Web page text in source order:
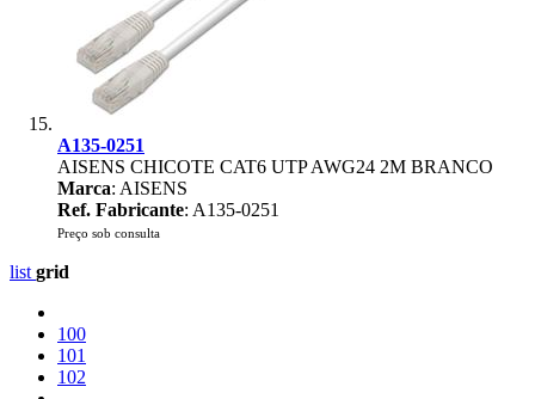
A135-0251
AISENS CHICOTE CAT6 UTP AWG24 2M BRANCO
Marca: AISENS
Ref. Fabricante: A135-0251
Preço sob consulta
list grid
100
101
102